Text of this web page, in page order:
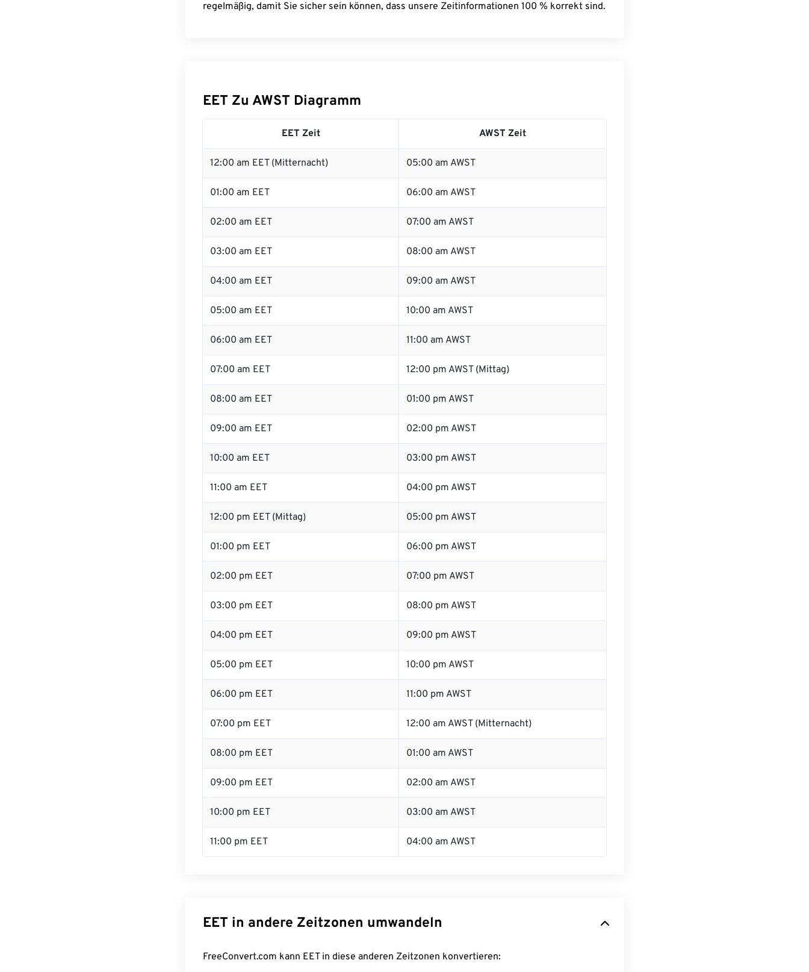
regelmäßig, damit Sie sicher sein können, dass unsere Zeitinformationen 100 % korrekt sind.
EET Zu AWST Diagramm
EET Zeit AWST Zeit
12:00 am EET (Mitternacht) 05:00 am AWST
01:00 am EET 06:00 am AWST
02:00 am EET 07:00 am AWST
03:00 am EET 08:00 am AWST
04:00 am EET 09:00 am AWST
05:00 am EET 10:00 am AWST
06:00 am EET 11:00 am AWST
07:00 am EET 12:00 pm AWST (Mittag)
08:00 am EET 01:00 pm AWST
09:00 am EET 02:00 pm AWST
10:00 am EET 03:00 pm AWST
11:00 am EET 04:00 pm AWST
12:00 pm EET (Mittag) 05:00 pm AWST
01:00 pm EET 06:00 pm AWST
02:00 pm EET 07:00 pm AWST
03:00 pm EET 08:00 pm AWST
04:00 pm EET 09:00 pm AWST
05:00 pm EET 10:00 pm AWST
06:00 pm EET 11:00 pm AWST
07:00 pm EET 12:00 am AWST (Mitternacht)
08:00 pm EET 01:00 am AWST
09:00 pm EET 02:00 am AWST
10:00 pm EET 03:00 am AWST
11:00 pm EET 04:00 am AWST
EET in andere Zeitzonen umwandeln
FreeConvert.com kann EET in diese anderen Zeitzonen konvertieren: